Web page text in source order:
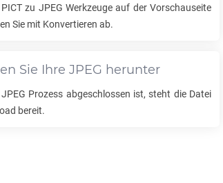
PICTzu JPEG Werkzeuge auf der Vorschauseite
Sie mit Konvertieren ab.
Sie Ihre JPEG herunter
JPEG Prozess abgeschlossen ist, steht die Datei
bereit.